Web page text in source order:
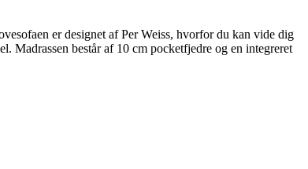
er designet af Per Weiss, hvorfor du kan vide dig
Madrassen består af 10 cm pocketfjedre og en integreret